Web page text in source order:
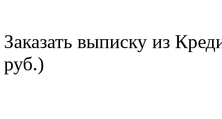
Заказать выписку из
руб.)